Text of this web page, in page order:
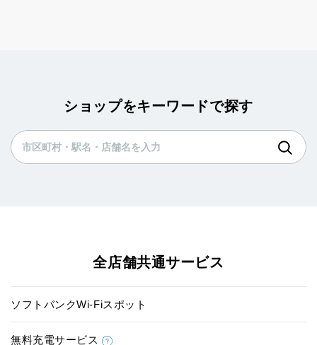
ショップをキーワードで探す
全店舗共通サービス
ソフトバンクWi-Fiスポット
無料充電サービス